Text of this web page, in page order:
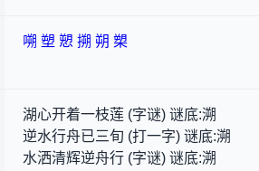
嗍 塑 愬 搠 朔 槊
湖心开着一枝莲 (字谜) 谜底:溯
逆水行舟已三旬 (打一字) 谜底:溯
水洒清辉逆舟行 (字谜) 谜底:溯